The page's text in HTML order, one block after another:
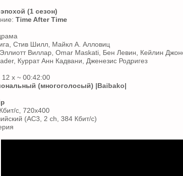
(1 сезон)
Time After Time
Стив Шилл, Майкл А. Алловиц
Виллар, Omar Maskati, Бен Левин, Кейлин
Куррат Анн Кадвани, Дженезис Родригез
12 x ~ 00:42:00
(многоголосый) |Baibako|
с, 720x400
(AC3, 2 ch, 384 Кбит/с)